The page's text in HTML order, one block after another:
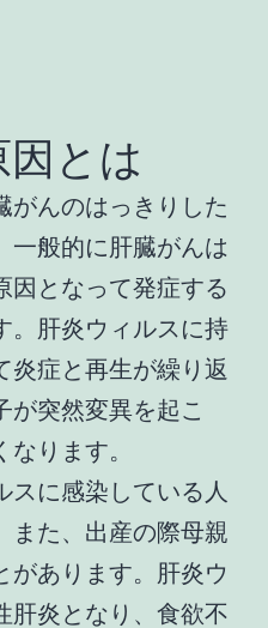
とは
がんのはっきりした
一般的に肝臓がんは
因となって発症する
。肝炎ウィルスに持
炎症と再生が繰り返
が突然変異を起こ
ります。
スに感染している人
また、出産の際母親
があります。肝炎ウ
肝炎となり、食欲不